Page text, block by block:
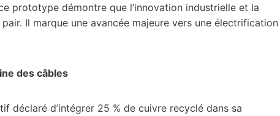
prototype démontre que l’innovation industrielle et la
Il marque une avancée majeure vers une électrification
des câbles
déclaré d’intégrer 25 % de cuivre recyclé dans sa